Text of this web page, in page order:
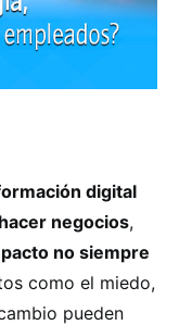
digital
negocios,
no siempre
como el miedo,
pueden